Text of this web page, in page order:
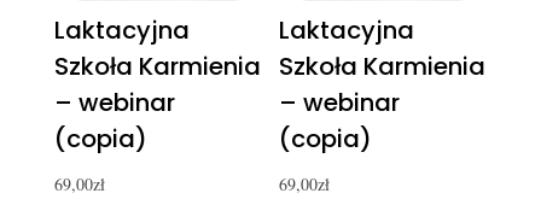
Laktacyjna
Szkoła Karmienia
– webinar
(copia)
69,00zł
Laktacyjna
Szkoła Karmienia
– webinar
(copia)
69,00zł